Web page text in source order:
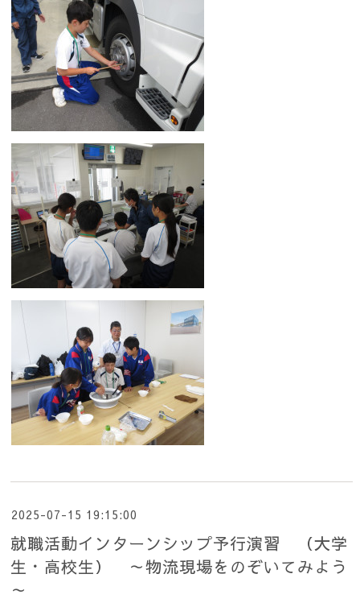
2025-07-15 19:15:00
就職活動インターンシップ予行演習 （大学
生・高校生） ～物流現場をのぞいてみよう
～